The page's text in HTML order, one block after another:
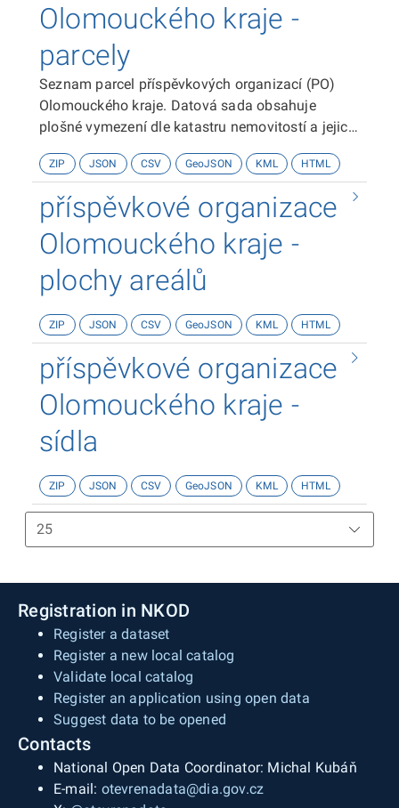
Olomouckého kraje -
parcely
Seznam parcel příspěvkových organizací (PO)
Olomouckého kraje. Datová sada obsahuje
plošné vymezení dle katastru nemovitostí a jejich
aj.ZIP JSON CSV GeoJSON KML HTML
příspěvkové organizace
Olomouckého kraje -
plochy areálů
ZIP JSON CSV GeoJSON KML HTML
příspěvkové organizace
Olomouckého kraje -
sídla
ZIP JSON CSV GeoJSON KML HTML
Registration in NKOD
Register a dataset
Register a new local catalog
Validate local catalog
Register an application using open data
Suggest data to be opened
Contacts
National Open Data Coordinator: Michal Kubáň
E-mail: otevrenadata@dia.gov.cz